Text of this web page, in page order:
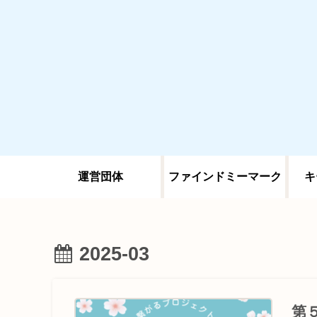
運営団体 ファインドミーマーク
2025-03
第